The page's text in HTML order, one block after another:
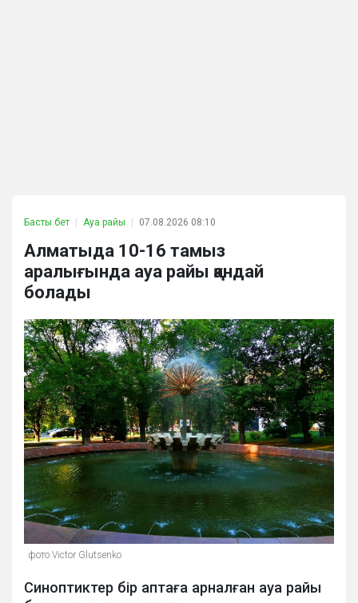
Басты бет Ауа райы 07.08.2026 08:10
Алматыда 10-16 тамыз
аралығында ауа райы қандай
болады
фото Victor Glutsenko
Синоптиктер бір аптаға арналған ауа райы